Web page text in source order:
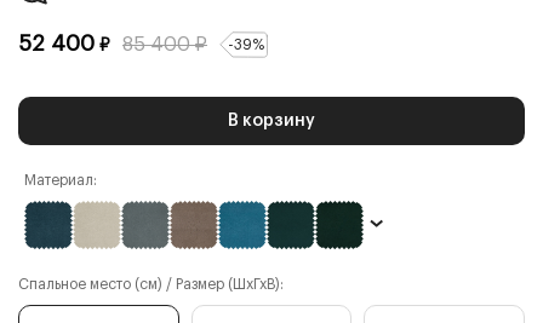
52 400 ₽ 85 400₽ -39%
В корзину
Материал:
Спальное место (см) / Размер (ШхГхВ):